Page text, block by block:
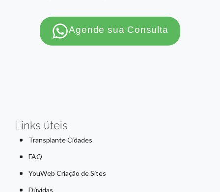
Agende sua Consulta
Links úteis
Transplante Cidades
FAQ
YouWeb Criação de Sites
Dúvidas